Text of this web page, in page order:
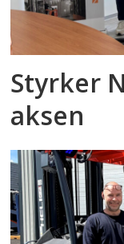
Styrker
aksen